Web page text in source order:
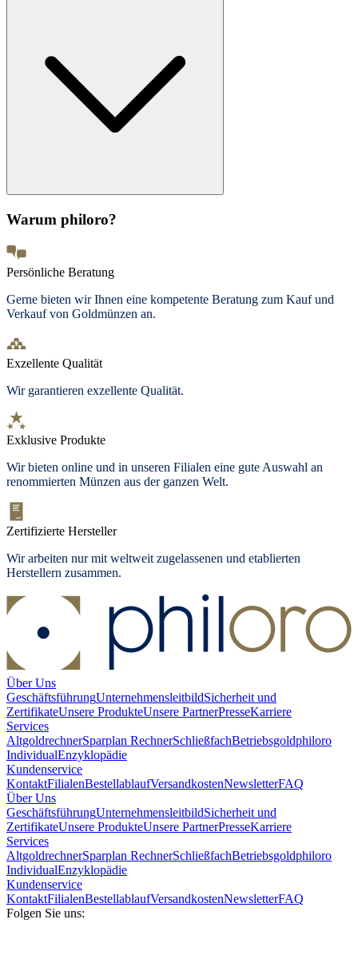
Warum philoro?
Persönliche Beratung
Gerne bieten wir Ihnen eine kompetente Beratung zum Kauf und
Verkauf von Goldmünzen an.
Exzellente Qualität
Wir garantieren exzellente Qualität.
Exklusive Produkte
Wir bieten online und in unseren Filialen eine gute Auswahl an
renommierten Münzen aus der ganzen Welt.
Zertifizierte Hersteller
Wir arbeiten nur mit weltweit zugelassenen und etablierten
Herstellern zusammen.
Über Uns
GeschäftsführungUnternehmensleitbildSicherheit und
ZertifikateUnsere ProdukteUnsere PartnerPresseKarriere
Services
AltgoldrechnerSparplan RechnerSchließfachBetriebsgoldphiloro
IndividualEnzyklopädie
Kundenservice
KontaktFilialenBestellablaufVersandkostenNewsletterFAQ
Über Uns
GeschäftsführungUnternehmensleitbildSicherheit und
ZertifikateUnsere ProdukteUnsere PartnerPresseKarriere
Services
AltgoldrechnerSparplan RechnerSchließfachBetriebsgoldphiloro
IndividualEnzyklopädie
Kundenservice
KontaktFilialenBestellablaufVersandkostenNewsletterFAQ
Folgen Sie uns: